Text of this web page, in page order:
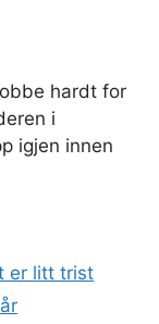
hardt for
i
igjen innen
er litt trist